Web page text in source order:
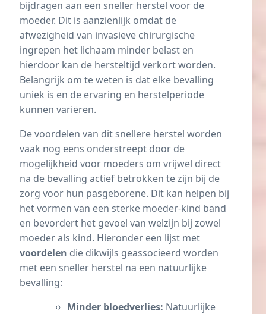
bijdragen aan een sneller herstel voor de
moeder. Dit is aanzienlijk omdat de
afwezigheid van invasieve chirurgische
ingrepen het lichaam minder belast en
hierdoor kan de hersteltijd verkort worden.
Belangrijk om te weten is dat elke bevalling
uniek is en de ervaring en herstelperiode
kunnen variëren.
De voordelen van dit snellere herstel worden
vaak nog eens onderstreept door de
mogelijkheid voor moeders om vrijwel direct
na de bevalling actief betrokken te zijn bij de
zorg voor hun pasgeborene. Dit kan helpen bij
het vormen van een sterke moeder-kind band
en bevordert het gevoel van welzijn bij zowel
moeder als kind. Hieronder een lijst met
voordelen die dikwijls geassocieerd worden
met een sneller herstel na een natuurlijke
bevalling:
Minder bloedverlies: Natuurlijke